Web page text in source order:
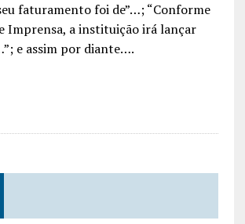
faturamento foi de”…; “Conforme
Imprensa, a instituição irá lançar
e assim por diante….